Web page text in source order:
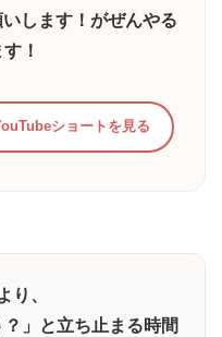
します！がぜんやる
！
ショートを見る
り、
？」と立ち止まる時間